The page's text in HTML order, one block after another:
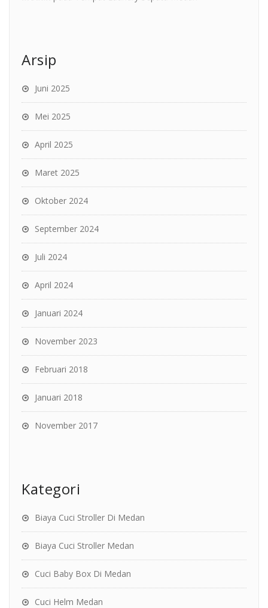
Arsip
Juni 2025
Mei 2025
April 2025
Maret 2025
Oktober 2024
September 2024
Juli 2024
April 2024
Januari 2024
November 2023
Februari 2018
Januari 2018
November 2017
Kategori
Biaya Cuci Stroller Di Medan
Biaya Cuci Stroller Medan
Cuci Baby Box Di Medan
Cuci Helm Medan